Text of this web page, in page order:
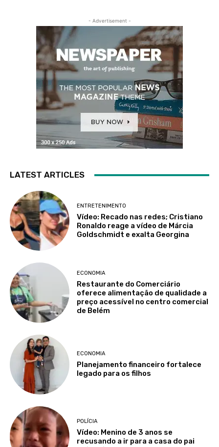
- Advertisement -
LATEST ARTICLES
ENTRETENIMENTO
Vídeo: Recado nas redes; Cristiano
Ronaldo reage a vídeo de Márcia
Goldschmidt e exalta Georgina
ECONOMIA
Restaurante do Comerciário
oferece alimentação de qualidade a
preço acessível no centro comercial
de Belém
ECONOMIA
Planejamento financeiro fortalece
legado para os filhos
POLÍCIA
Vídeo: Menino de 3 anos se
recusando a ir para a casa do pai